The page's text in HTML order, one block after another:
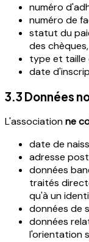
numéro
numéro de
statut du
des chèques,
type et taille
date
3.3 Données
L'associationne
date de
adresse
données
traités
qu'à un
données de
données
l'orientation